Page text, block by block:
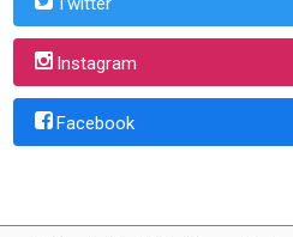
Instagram
Facebook